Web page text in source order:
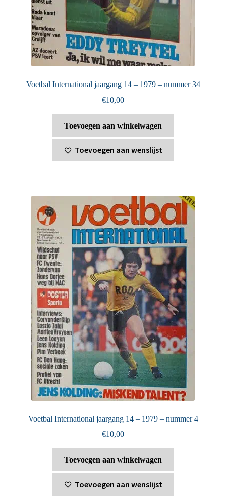
Voetbal International jaargang 14 – 1979 – nummer 34
€10,00
Toevoegen aan winkelwagen
Toevoegen aan wenslijst
Voetbal International jaargang 14 – 1979 – nummer 4
€10,00
Toevoegen aan winkelwagen
Toevoegen aan wenslijst